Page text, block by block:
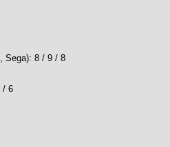
Sega): 8 / 9 / 8
/ 6